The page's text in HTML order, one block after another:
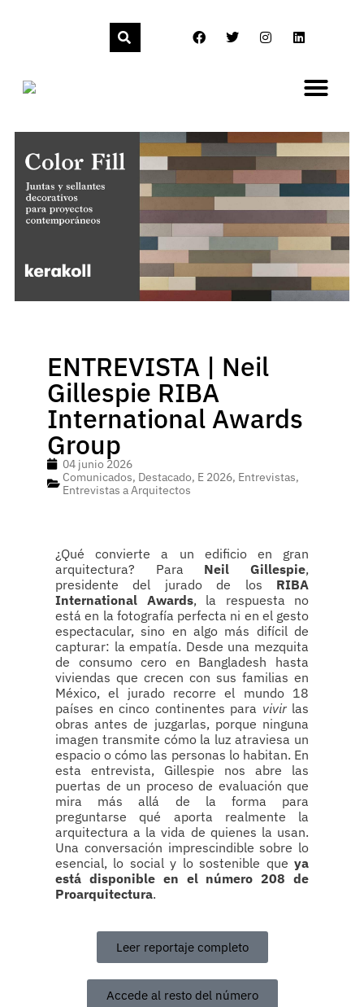
ENTREVISTA | Neil
Gillespie RIBA
International Awards
Group
04 junio 2026
Comunicados, Destacado, E 2026, Entrevistas,
Entrevistas a Arquitectos
¿Qué convierte a un edificio en gran
arquitectura? Para Neil Gillespie,
presidente del jurado de los RIBA
International Awards, la respuesta no
está en la fotografía perfecta ni en el gesto
espectacular, sino en algo más difícil de
capturar: la empatía. Desde una mezquita
de consumo cero en Bangladesh hasta
viviendas que crecen con sus familias en
México, el jurado recorre el mundo 18
países en cinco continentes para vivirlas
obras antes de juzgarlas, porque ninguna
imagen transmite cómo la luz atraviesa un
espacio o cómo las personas lo habitan. En
esta entrevista, Gillespie nos abre las
puertas de un proceso de evaluación que
mira más allá de la forma para
preguntarse qué aporta realmente la
arquitectura a la vida de quienes la usan.
Una conversación imprescindible sobre lo
esencial, lo social y lo sostenible que ya
está disponible en el número 208 de
Proarquitectura.
Leer reportaje completo
Accede al resto del número